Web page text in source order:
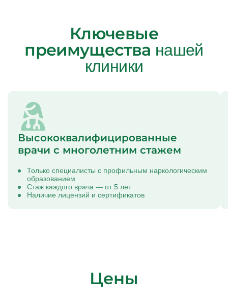
Ключевые
преимущества нашей
клиники
Высококвалифицированные
врачи с многолетним стажем
Только специалисты с профильным наркологическим
образованием
Стаж каждого врача — от 5 лет
Наличие лицензий и сертификатов
Цены